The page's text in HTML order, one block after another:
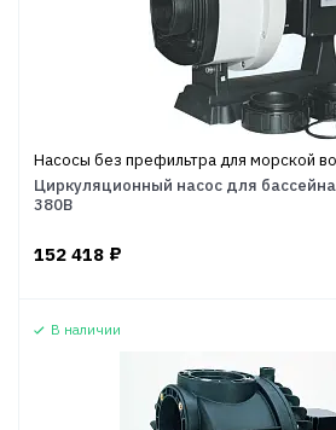
Насосы без префильтра для морской
Циркуляционный насос для
380B
152 418 ₽
В наличии